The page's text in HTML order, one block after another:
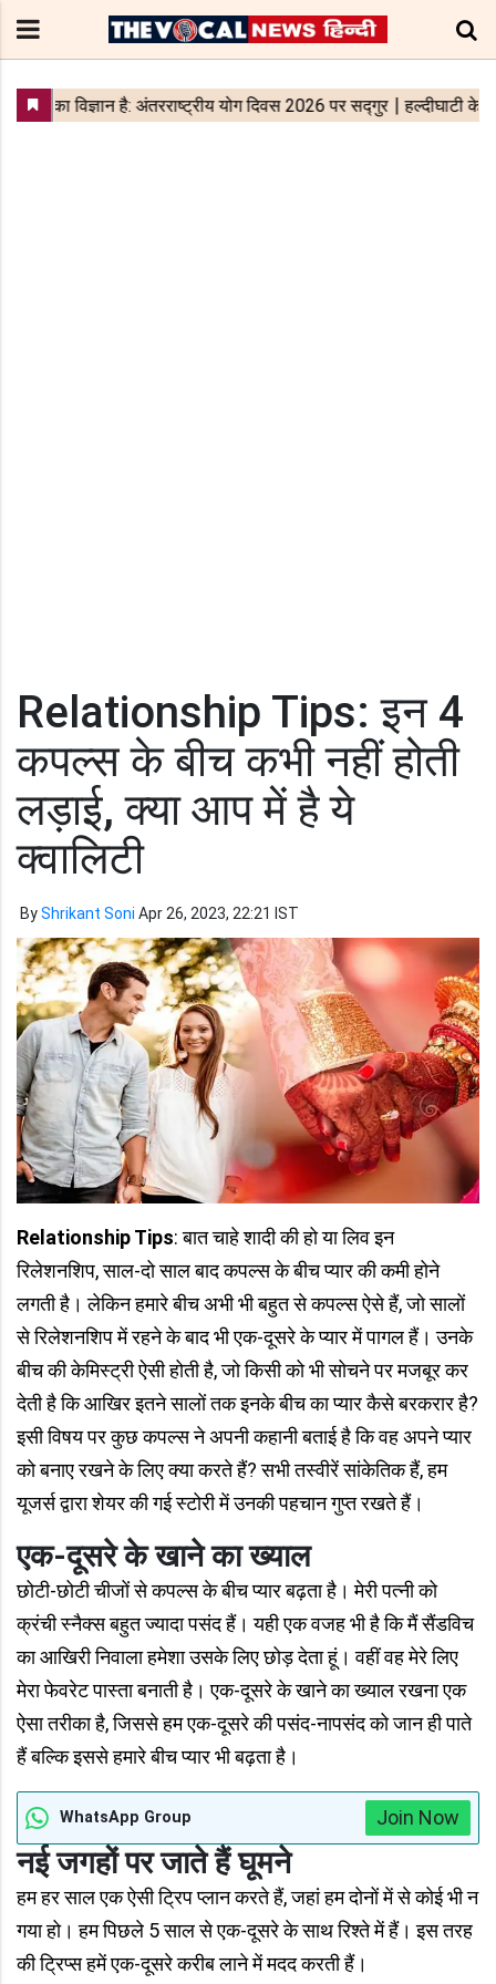
Relationship Tips: इन 4
कपल्स के बीच कभी नहीं होती
लड़ाई, क्या आप में है ये
क्वालिटी
ByShrikant Soni Apr 26, 2023, 22:21 IST
Relationship Tips: बात चाहे शादी की हो या लिव इन
रिलेशनशिप, साल-दो साल बाद कपल्स के बीच प्‍यार की कमी होने
लगती है। लेकिन हमारे बीच अभी भी बहुत से कपल्स ऐसे हैं, जो सालों
से रिलेशनशिप में रहने के बाद भी एक-दूसरे के प्‍यार में पागल हैं। उनके
बीच की केमिस्ट्री ऐसी होती है, जो किसी को भी सोचने पर मजबूर कर
देती है कि आखिर इतने सालों तक इनके बीच का प्‍यार कैसे बरकरार है?
इसी विषय पर कुछ कपल्‍स ने अपनी कहानी बताई है कि वह अपने प्‍यार
को बनाए रखने के लिए क्‍या करते हैं? सभी तस्वीरें सांकेतिक हैं, हम
यूजर्स द्वारा शेयर की गई स्टोरी में उनकी पहचान गुप्त रखते हैं।
एक-दूसरे के खाने का ख्‍याल
छोटी-छोटी चीजों से कपल्स के बीच प्‍यार बढ़ता है। मेरी पत्‍नी को
क्रंची स्‍नैक्‍स बहुत ज्यादा पसंद हैं। यही एक वजह भी है कि मैं सैंडविच
का आखिरी निवाला हमेशा उसके लिए छोड़ देता हूं। वहीं वह मेरे लिए
मेरा फेवरेट पास्‍ता बनाती है। एक-दूसरे के खाने का ख्याल रखना एक
ऐसा तरीका है, जिससे हम एक-दूसरे की पसंद-नापसंद को जान ही पाते
हैं बल्कि इससे हमारे बीच प्‍यार भी बढ़ता है।
WhatsApp Group Join Now
नई जगहों पर जाते हैं घूमने
हम हर साल एक ऐसी ट्रिप प्लान करते हैं, जहां हम दोनों में से कोई भी न
गया हो। हम पिछले 5 साल से एक-दूसरे के साथ रिश्ते में हैं। इस तरह
की ट्रिप्‍स हमें एक-दूसरे करीब लाने में मदद करती हैं।